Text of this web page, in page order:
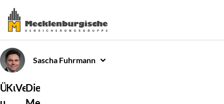
Sascha Fuhrmann
Über
Kundenservice
Versicherungen
Die